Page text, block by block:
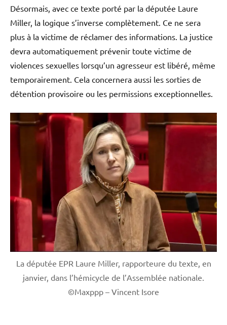
Désormais, avec ce texte porté par la députée Laure
Miller, la logique s’inverse complètement. Ce ne sera
plus à la victime de réclamer des informations. La justice
devra automatiquement prévenir toute victime de
violences sexuelles lorsqu’un agresseur est libéré, même
temporairement. Cela concernera aussi les sorties de
détention provisoire ou les permissions exceptionnelles.
La députée EPR Laure Miller, rapporteure du texte, en
janvier, dans l’hémicycle de l’Assemblée nationale.
©Maxppp – Vincent Isore